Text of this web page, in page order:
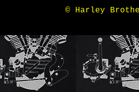
© Harley